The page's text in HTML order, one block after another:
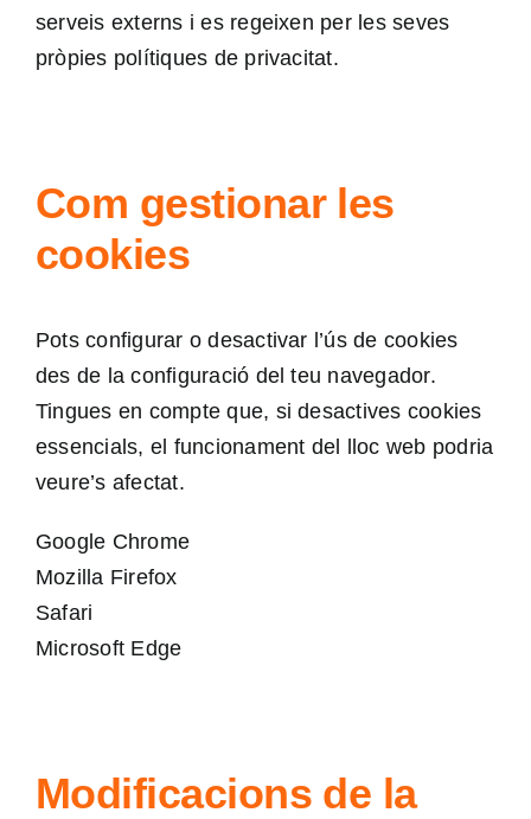
serveis externs i es regeixen per les seves
pròpies polítiques de privacitat.
Com gestionar les
cookies
Pots configurar o desactivar l’ús de cookies
des de la configuració del teu navegador.
Tingues en compte que, si desactives cookies
essencials, el funcionament del lloc web podria
veure’s afectat.
Google Chrome
Mozilla Firefox
Safari
Microsoft Edge
Modificacions de la